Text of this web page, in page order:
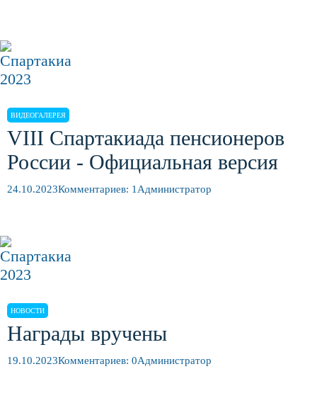
ВИДЕОГАЛЕРЕЯ
VIII Спартакиада пенсионеров
России - Официальная версия
24.10.2023Комментариев: 1 Администратор
НОВОСТИ
Награды вручены
19.10.2023Комментариев: 0Администратор